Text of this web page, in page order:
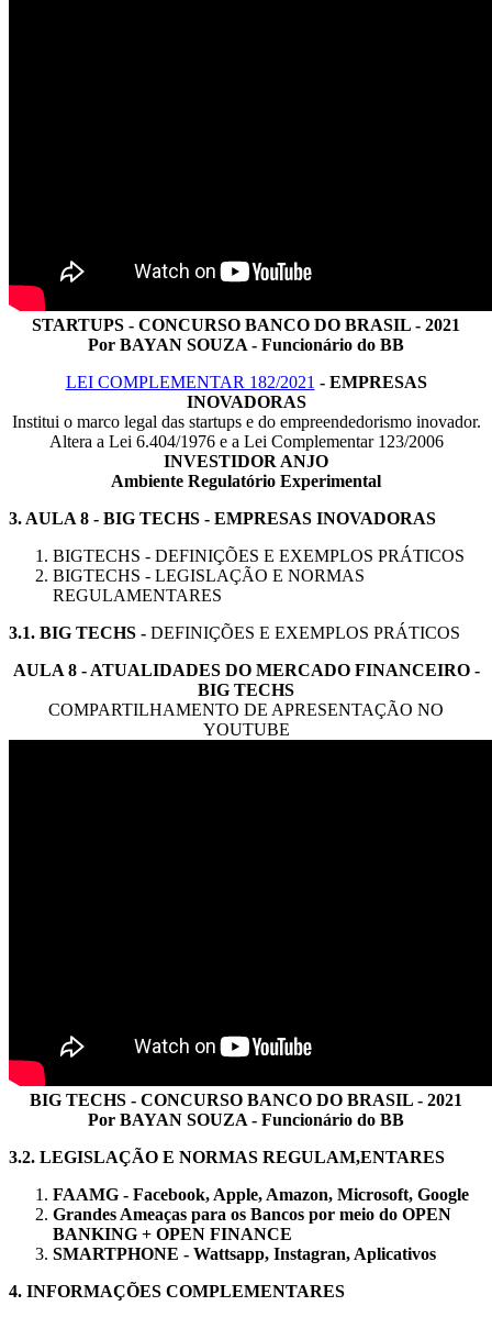
STARTUPS - CONCURSO BANCO DO BRASIL - 2021
Por BAYAN SOUZA - Funcionário do BB
LEI COMPLEMENTAR 182/2021 - EMPRESAS
INOVADORAS
Institui o marco legal das startups e do empreendedorismo inovador.
Altera a Lei 6.404/1976 e a Lei Complementar 123/2006
INVESTIDOR ANJO
Ambiente Regulatório Experimental
3. AULA 8 - BIG TECHS - EMPRESAS INOVADORAS
BIGTECHS - DEFINIÇÕES E EXEMPLOS PRÁTICOS
BIGTECHS - LEGISLAÇÃO E NORMAS
REGULAMENTARES
3.1. BIG TECHS - DEFINIÇÕES E EXEMPLOS PRÁTICOS
AULA 8 - ATUALIDADES DO MERCADO FINANCEIRO -
BIG TECHS
COMPARTILHAMENTO DE APRESENTAÇÃO NO
YOUTUBE
BIG TECHS - CONCURSO BANCO DO BRASIL - 2021
Por BAYAN SOUZA - Funcionário do BB
3.2. LEGISLAÇÃO E NORMAS REGULAM,ENTARES
FAAMG - Facebook, Apple, Amazon, Microsoft, Google
Grandes Ameaças para os Bancos por meio do OPEN
BANKING + OPEN FINANCE
SMARTPHONE - Wattsapp, Instagran, Aplicativos
4. INFORMAÇÕES COMPLEMENTARES